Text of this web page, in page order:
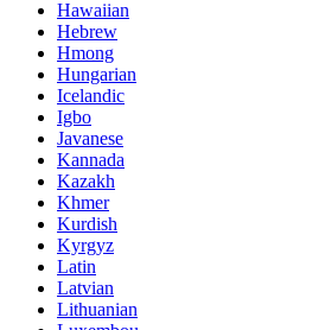
Hawaiian
Hebrew
Hmong
Hungarian
Icelandic
Igbo
Javanese
Kannada
Kazakh
Khmer
Kurdish
Kyrgyz
Latin
Latvian
Lithuanian